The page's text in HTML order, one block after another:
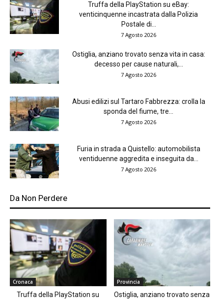
Truffa della PlayStation su eBay:
venticinquenne incastrata dalla Polizia
Postale di...
7 Agosto 2026
Ostiglia, anziano trovato senza vita in casa:
decesso per cause naturali,...
7 Agosto 2026
Abusi edilizi sul Tartaro Fabbrezza: crolla la
sponda del fiume, tre...
7 Agosto 2026
Furia in strada a Quistello: automobilista
ventiduenne aggredita e inseguita da...
7 Agosto 2026
Da Non Perdere
Cronaca
Truffa della PlayStation su
Provincia
Ostiglia, anziano trovato senza